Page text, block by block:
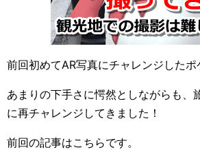
前回初めてAR写真にチャレンジしたポ
あまりの下手さに愕然としながらも、
に再チャレンジしてきました！
前回の記事はこちらです。